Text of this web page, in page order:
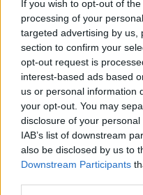
If you wish to opt-out of
processing of your
targeted advertising by us,
section to confirm your
opt-out request is
interest-based ads based
us or personal information
your opt-out. You may
disclosure of your
IAB’s list of downstream
also be disclosed by us to
Downstream Participants
Fernando Alonso
10Valtteri Bottas
11Sebastian Vettel
12Daniel Ricciardo
13Pierre Gasly
14Kevin Magnussen
15Lance Stroll